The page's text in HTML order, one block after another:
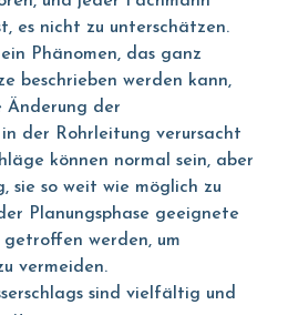
es nicht zu unterschätzen.
Phänomen, das ganz
beschrieben werden kann,
Änderung der
der Rohrleitung verursacht
können normal sein, aber
sie so weit wie möglich zu
Planungsphase geeignete
getroffen werden, um
vermeiden.
sind vielfältig und